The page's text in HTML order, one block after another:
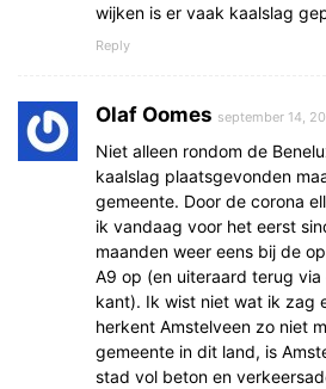
wijken is er vaak kaalslag
Reply
Olaf Oomes september 14,
Niet alleen rondom de
kaalslag plaatsgevonden
gemeente. Door de corona
ik vandaag voor het eerst
maanden weer eens bij de
A9 op (en uiteraard terug
kant). Ik wist niet wat ik zag
herkent Amstelveen zo niet
gemeente in dit land, is
stad vol beton en